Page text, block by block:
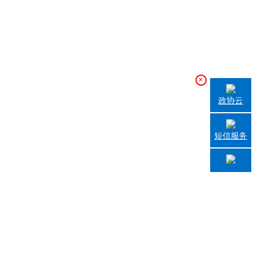
×
政协云
短信服务